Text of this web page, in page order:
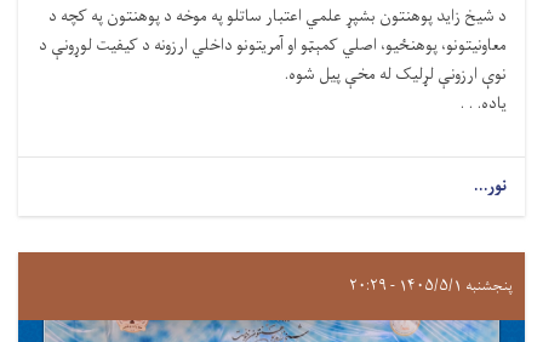
د شيخ زايد پوهنتون بشپړ علمي اعتبار ساتلو په موخه د پوهنتون په کچه د
معاونيتونو، پوهنځیو، اصلي کمېټو او آمريتونو داخلي ارزونه د کيفيت لوړونې د
نوې ارزونې لړلیک له مخې پیل شوه.
ياده. . .
نور...
پنجشنبه ۱۴۰۵/۵/۱ - ۲۰:۲۹